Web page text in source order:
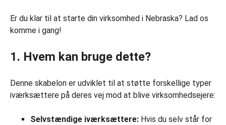
Er du klar til at starte din virksomhed i Nebraska? Lad os
komme i gang!
1. Hvem kan bruge dette?
Denne skabelon er udviklet til at støtte forskellige typer
iværksættere på deres vej mod at blive virksomhedsejere:
Selvstændige iværksættere: Hvis du selv står for